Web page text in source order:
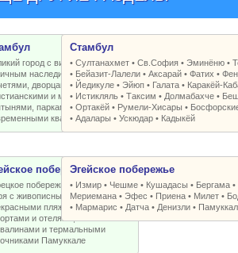
город с византийским и
наследием, османскими
дворцами, крепостями,
и мусульманскими
парками, старыми и
кварталами
Стамбул
•Султанахмет •Св.София •Эминёню •
• Бейазит-Лалели •Аксарай •Фатих •
• Йедикуле •Эйюп • Галата • Каракёй-
• Истикляль •Таксим • Долмабахче •
•Ортакёй • Румели-Xисары •
•Адалары •Ускюдар • Кадыкёй
побережье
побережье Эгейского
с живописными бухтами,
пляжами, отличными
и отелями, античными
и термальными
Памуккале
Эгейское побережье
• Измир • Чешме • Кушадасы • Бергама •
Мериемана •Эфес • Приена • Милет •
• Мармарис • Датча • Денизли •